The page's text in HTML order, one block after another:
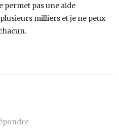
permet pas une aide
milliers et je ne peux